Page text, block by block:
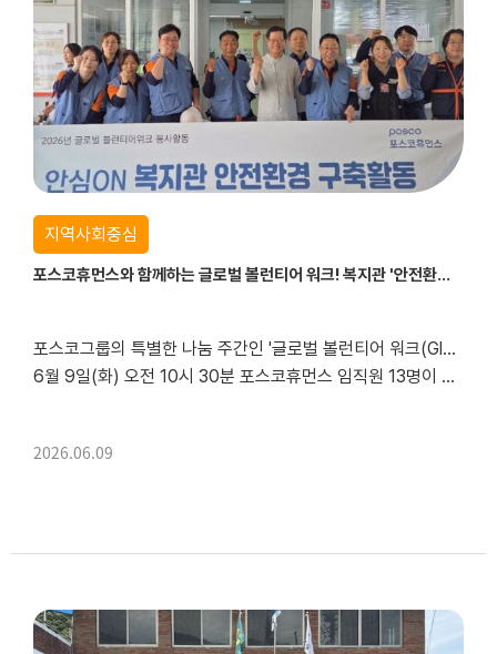
지역사회중심
포스코휴먼스와 함께하는 글로벌 볼런티어 워크! 복지관 '안전환경 개선' 봉사활동
포스코그룹의 특별한 나눔 주간인 '글로벌 볼런티어 워크(Global Volunteer Week)'를 맞아,
6월 9일(화) 오전 10시 30분 포스코휴먼스 임직원 13명이 광양시중마장애인복지관을 찾아주셨습니다.
2026.06.09